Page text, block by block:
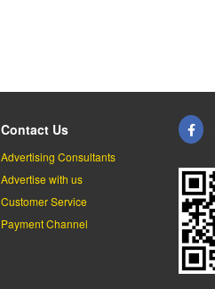
Contact Us
Advertising Consultants
Advertise with us
Customer Service
Payment Channel